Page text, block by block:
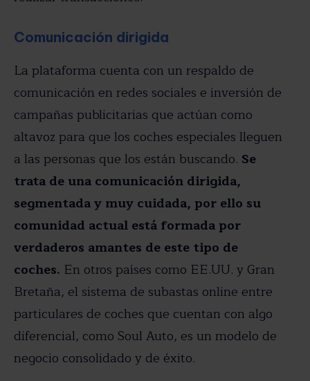
Comunicación dirigida
La plataforma cuenta con un respaldo de
comunicación en redes sociales e inversión de
campañas publicitarias que actúan como
altavoz para que los coches especiales lleguen
a las personas que los están buscando. Se
trata de una comunicación dirigida,
segmentada y muy cuidada, por ello su
comunidad actual está formada por
verdaderos amantes de este tipo de
coches. En otros países como EE.UU. y Gran
Bretaña, el sistema de subastas online entre
particulares de coches que cuentan con algo
diferencial, como Soul Auto, es un modelo de
negocio consolidado y de éxito.